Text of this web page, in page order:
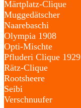
Märtplatz-Clique
Muggedätscher
Naarebaschi
Olympia 1908
Opti-Mischte
Pfluderi Clique 1929
Rätz-Clique
Rootsheere
Seibi
Verschnuufer